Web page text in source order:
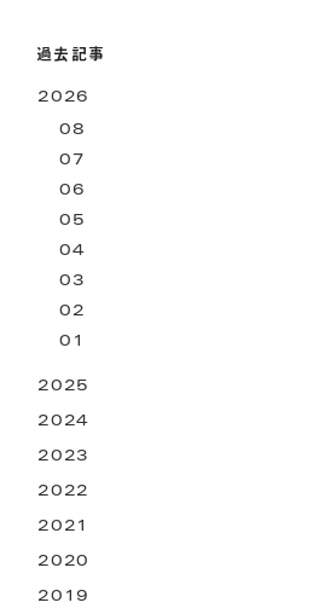
リフォーム
オール電化
お困りごとサービス
過去記事
2026
08
07
06
05
04
03
02
01
2025
2024
2023
2022
2021
2020
2019